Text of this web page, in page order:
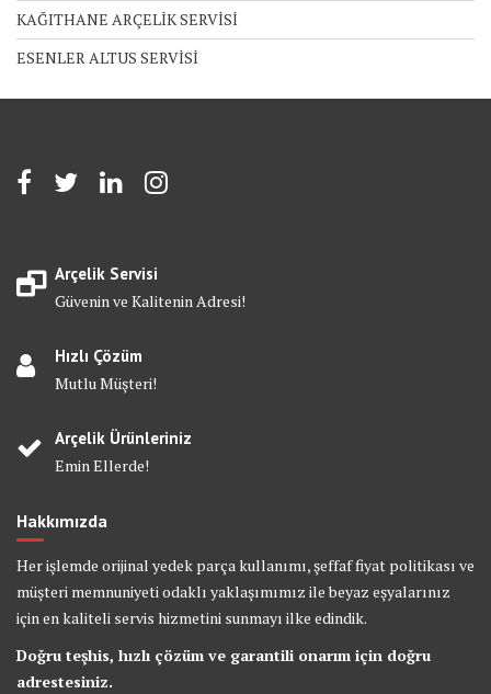
KAĞITHANE ARÇELİK SERVİSİ
ESENLER ALTUS SERVİSİ
Arçelik Servisi
Güvenin ve Kalitenin Adresi!
Hızlı Çözüm
Mutlu Müşteri!
Arçelik Ürünleriniz
Emin Ellerde!
Hakkımızda
Her işlemde orijinal yedek parça kullanımı, şeffaf fiyat politikası ve
müşteri memnuniyeti odaklı yaklaşımımız ile beyaz eşyalarınız
için en kaliteli servis hizmetini sunmayı ilke edindik.
Doğru teşhis, hızlı çözüm ve garantili onarım için doğru
adrestesiniz.